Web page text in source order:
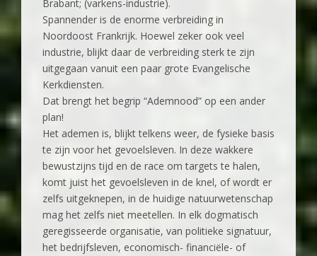
Brabant; (varkens-industrie).
Spannender is de enorme verbreiding in
Noordoost Frankrijk. Hoewel zeker ook veel
industrie, blijkt daar de verbreiding sterk te zijn
uitgegaan vanuit een paar grote Evangelische
Kerkdiensten.
Dat brengt het begrip “Ademnood” op een ander
plan!
Het ademen is, blijkt telkens weer, de fysieke basis
te zijn voor het gevoelsleven. In deze wakkere
bewustzijns tijd en de race om targets te halen,
komt juist het gevoelsleven in de knel, of wordt er
zelfs uitgeknepen, in de huidige natuurwetenschap
mag het zelfs niet meetellen. In elk dogmatisch
geregisseerde organisatie, van politieke signatuur,
het bedrijfsleven, economisch- financiële- of